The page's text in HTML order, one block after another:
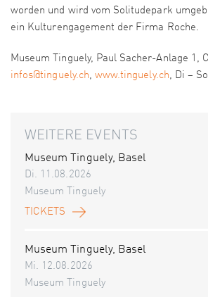
worden und wird vom Solitudepark
ein Kulturengagement der Firma Roche.
Museum Tinguely, Paul Sacher-Anlage 1,
infos@tinguely.ch, www.tinguely.ch, Di –
WEITERE EVENTS
Museum Tinguely, Basel
Di. 11.08.2026
Museum Tinguely
TICKETS
Museum Tinguely, Basel
Mi. 12.08.2026
Museum Tinguely